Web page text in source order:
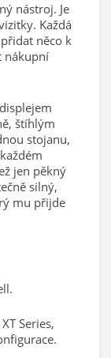
nástroj. Je
Každá
něco k
nákupní
štíhlým
stojanu,
jen pěkný
silný,
mu přijde
Series,